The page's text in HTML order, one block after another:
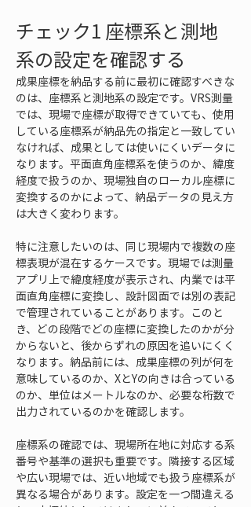
チェック1 座標系と測地
系の設定を確認する
成果座標を納品する前に最初に確認すべきな
のは、座標系と測地系の設定です。VRS測量
では、現場で座標が取得できていても、使用
している座標系が納品先の指定と一致してい
なければ、成果としては使いにくいデータに
なります。平面直角座標系を使うのか、緯度
経度で扱うのか、現場独自のローカル座標に
変換するのかによって、納品データの見え方
は大きく変わります。
特に注意したいのは、同じ現場内で複数の座
標表現が混在するケースです。現場では測量
アプリ上で緯度経度が表示され、内業では平
面直角座標に変換し、設計図面では別の表記
で管理されていることがあります。このと
き、どの段階でどの座標に変換したのかが分
からないと、後からずれの原因を追いにくく
なります。納品前には、成果座標の列が何を
意味しているのか、XとYの向きは合っている
のか、単位はメートルなのか、必要な桁数で
出力されているのかを確認します。
座標系の確認では、現場所在地に対応する系
番号や基準の選択も重要です。隣接する区域
や広い現場では、近い地域でも扱う座標系が
異なる場合があります。設定を一つ間違える